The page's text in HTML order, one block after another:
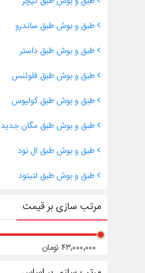
طبق و بوش طبق ساندرو
طبق و بوش طبق داستر
طبق و بوش طبق فلوئنس
طبق و بوش طبق کولیوس
طبق و بوش طبق مگان جدید
طبق و بوش طبق ال نود
طبق و بوش طبق لتیتود
مرتب سازی بر قیمت
۴۳٬۰۰۰٬۰۰۰ تومان